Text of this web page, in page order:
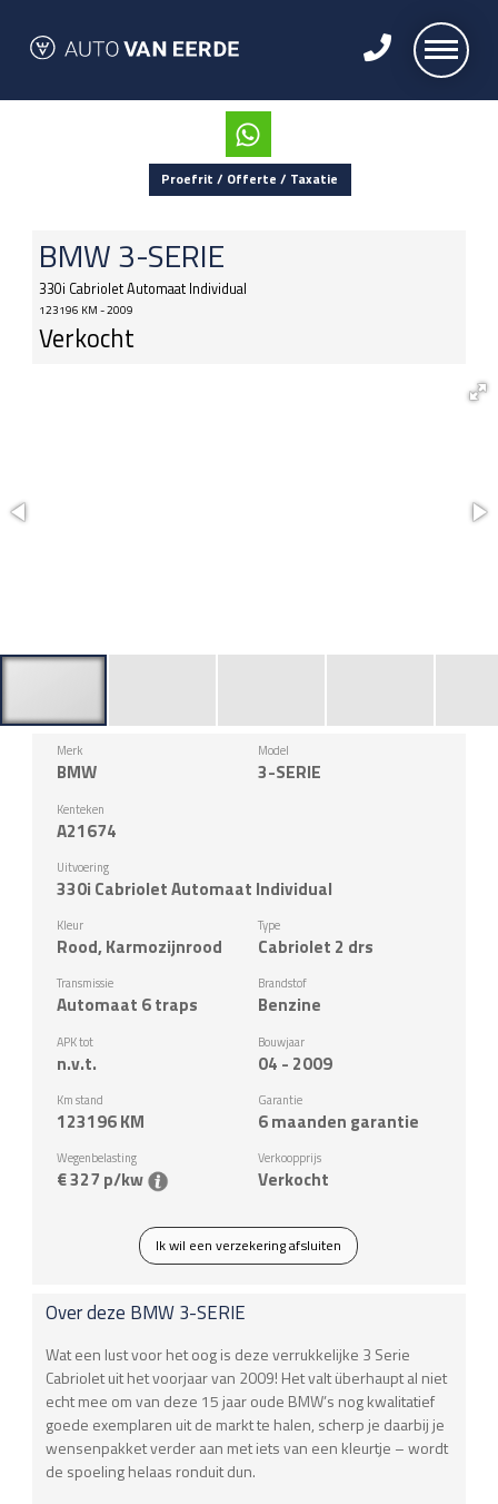
Proefrit / Offerte / Taxatie
BMW3-SERIE
330i Cabriolet Automaat Individual
123196 KM - 2009
Verkocht
Merk
BMW
Model
3-SERIE
Kenteken
A21674
Uitvoering
330i Cabriolet Automaat Individual
Kleur
Rood, Karmozijnrood
Type
Cabriolet 2 drs
Transmissie
Automaat 6 traps
Brandstof
Benzine
APK tot
n.v.t.
Bouwjaar
04 - 2009
Km stand
123196KM
Garantie
6 maanden garantie
Wegenbelasting
€ 327 p/kw
Verkoopprijs
Verkocht
Ik wil een verzekering afsluiten
Over deze BMW3-SERIE
Wat een lust voor het oog is deze verrukkelijke 3 Serie
Cabriolet uit het voorjaar van 2009! Het valt überhaupt al niet
echt mee om van deze 15 jaar oude BMW’s nog kwalitatief
goede exemplaren uit de markt te halen, scherp je daarbij je
wensenpakket verder aan met iets van een kleurtje – wordt
de spoeling helaas ronduit dun.